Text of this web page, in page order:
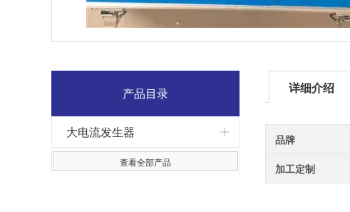
产品目录
大电流发生器
查看全部产品
详细介绍
品牌
加工定制